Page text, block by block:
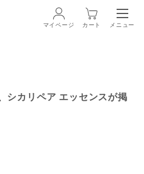
マイページ カート メニュー
シカリペア エッセンスが掲